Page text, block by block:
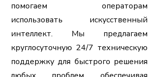
помогаем операторам
использовать искусственный
интеллект. Мы предлагаем
круглосуточную 24/7 техническую
поддержку для быстрого решения